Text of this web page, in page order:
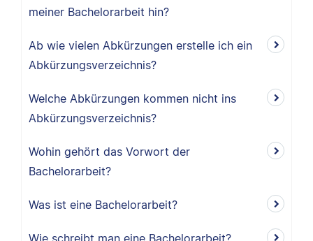
meiner Bachelorarbeit hin?
Ab wie vielen Abkürzungen erstelle ich ein
Abkürzungsverzeichnis?
Welche Abkürzungen kommen nicht ins
Abkürzungsverzeichnis?
Wohin gehört das Vorwort der
Bachelorarbeit?
Was ist eine Bachelorarbeit?
Wie schreibt man eine Bachelorarbeit?